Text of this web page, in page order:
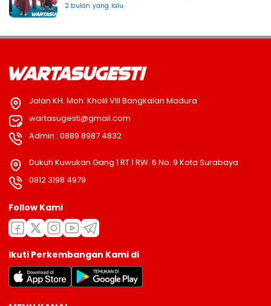
2 bulan yang lalu
Jalan KH. Moh. Kholil VIII Bangkalan Madura
wartasugesti@gmail.com
Admin : 0889 8987 4832
Dukuh Kuwukan Gang 1 RT.1 RW. 6 No. 9 Kota Surabaya
0812 3198 4979
Follow Kami
Ikuti Perkembangan Kami di